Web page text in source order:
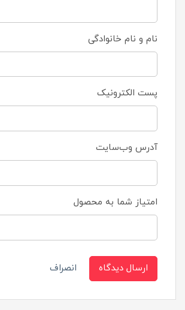
نام و نام خانوادگی
پست الکترونیک
آدرس وب‌سایت
امتیاز شما به محصول
ارسال دیدگاه انصراف